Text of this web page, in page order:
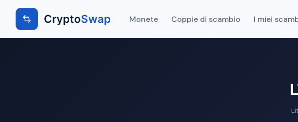
CryptoSwap Monete Coppie di scambio I miei